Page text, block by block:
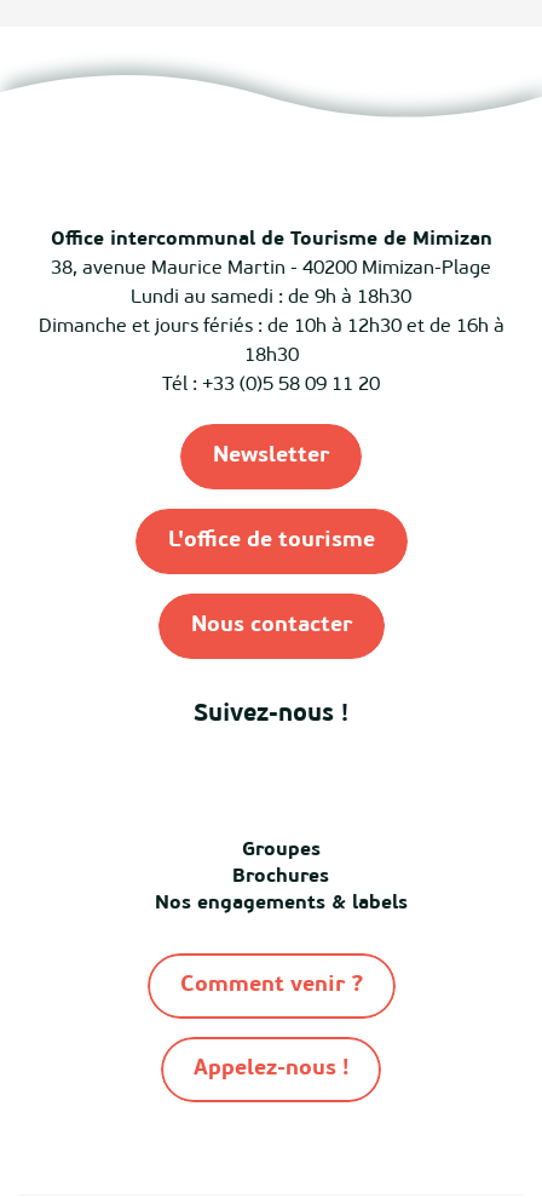
Office intercommunal de Tourisme de Mimizan
38, avenue Maurice Martin - 40200 Mimizan-Plage
Lundi au samedi : de 9h à 18h30
Dimanche et jours fériés : de 10h à 12h30 et de 16h à
18h30
Tél : +33 (0)5 58 09 11 20
Newsletter
L'office de tourisme
Nous contacter
Suivez-nous !
Groupes
Brochures
Nos engagements & labels
Comment venir ?
Appelez-nous !